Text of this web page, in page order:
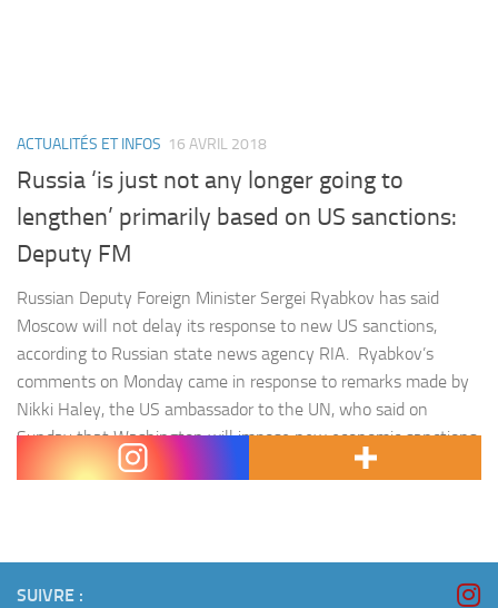
ACTUALITÉS ET INFOS 16 AVRIL 2018
Russia ‘is just not any longer going to
lengthen’ primarily based on US sanctions:
Deputy FM
Russian Deputy Foreign Minister Sergei Ryabkov has said
Moscow will not delay its response to new US sanctions,
according to Russian state news agency RIA. Ryabkov’s
comments on Monday came in response to remarks made by
Nikki Haley, the US ambassador to the UN, who said on
Sunday that Washington will impose new economic sanctions
on Russia for…
SUIVRE :